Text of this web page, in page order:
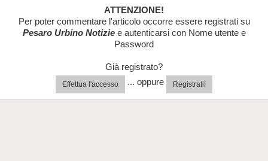
ATTENZIONE!
Per poter commentare l'articolo occorre essere registrati su
Pesaro Urbino Notiziee autenticarsi con Nome utente e
Password
Già registrato?
Effettua l'accesso ... oppure Registrati!